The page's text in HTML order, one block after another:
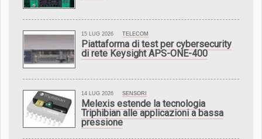
15 LUG 2026 TELECOM
Piattaforma di test per cybersecurity
di rete Keysight APS-ONE-400
14 LUG 2026 SENSORI
Melexis estende la tecnologia
Triphibian alle applicazioni a bassa
pressione